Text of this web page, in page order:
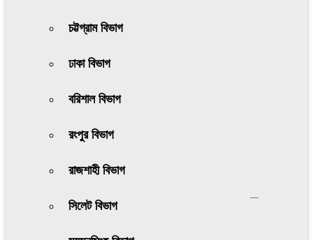
চট্টগ্রাম বিভাগ
ঢাকা বিভাগ
বরিশাল বিভাগ
রংপুর বিভাগ
রাজশাহী বিভাগ
সিলেট বিভাগ